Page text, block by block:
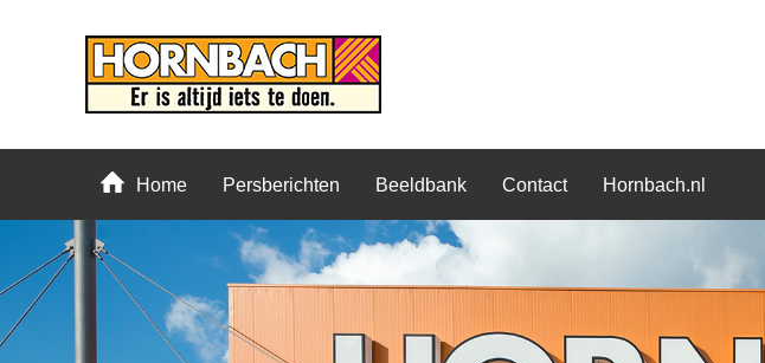
Home Persberichten Beeldbank Contact Hornbach.nl